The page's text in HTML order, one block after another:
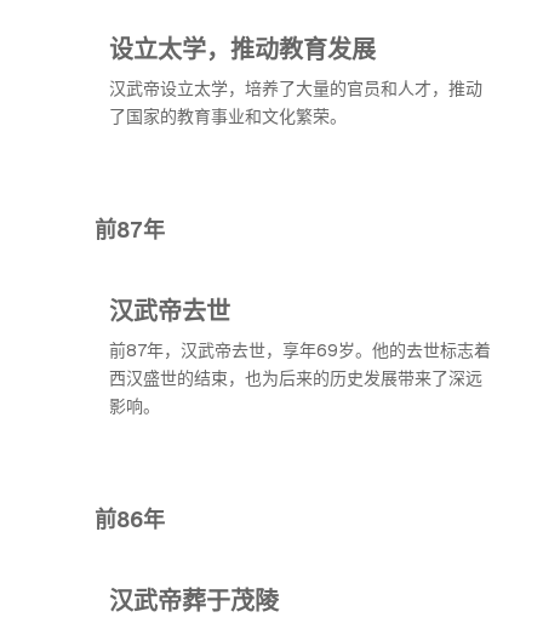
设立太学，推动教育发展
汉武帝设立太学，培养了大量的官员和人才，推动
了国家的教育事业和文化繁荣。
前87年
汉武帝去世
前87年，汉武帝去世，享年69岁。他的去世标志着
西汉盛世的结束，也为后来的历史发展带来了深远
影响。
前86年
汉武帝葬于茂陵